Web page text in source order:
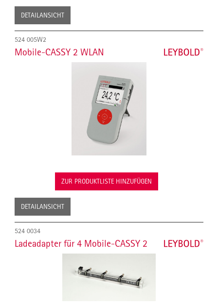
DETAILANSICHT
524 005W2
Mobile-CASSY 2 WLAN
ZUR PRODUKTLISTE HINZUFÜGEN
DETAILANSICHT
524 0034
Ladeadapter für 4 Mobile-CASSY 2